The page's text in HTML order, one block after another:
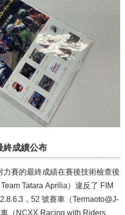
終成績公布
力賽的最終成績在賽後技術檢查後
Tatara Aprilia）違反了 FIM
，52 號賽車（Termaoto@J-
（NCXX Racing with Riders